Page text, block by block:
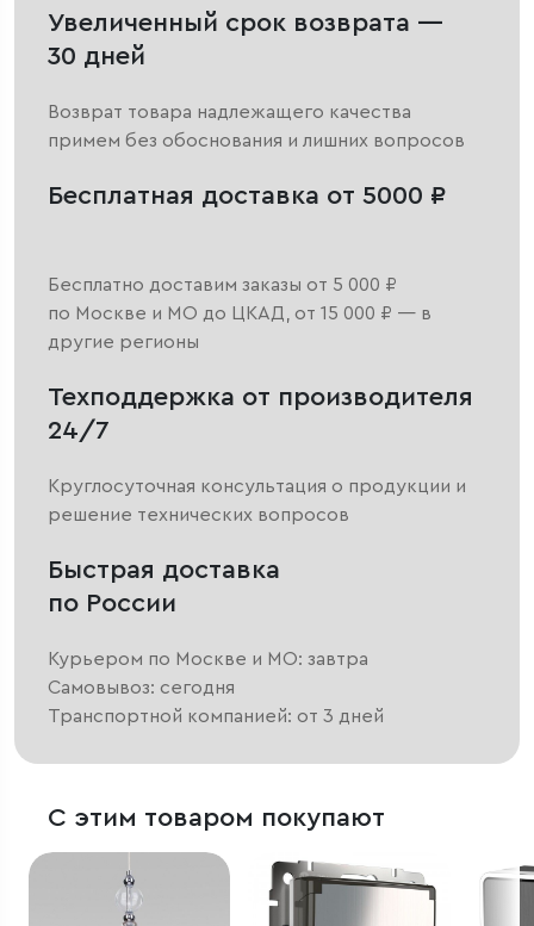
Увеличенный срок возврата —
30 дней
Возврат товара надлежащего качества
примем без обоснования и лишних вопросов
Бесплатная доставка от 5000 ₽
Бесплатно доставим заказы от 5 000 ₽
по Москве и МО до ЦКАД, от 15 000 ₽ — в
другие регионы
Техподдержка от производителя
24/7
Круглосуточная консультация о продукции и
решение технических вопросов
Быстрая доставка
по России
Курьером по Москве и МО: завтра
Самовывоз: сегодня
Транспортной компанией: от 3 дней
С этим товаром покупают